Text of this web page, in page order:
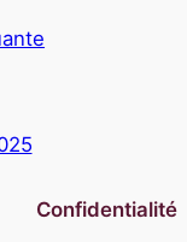
Confidentialité